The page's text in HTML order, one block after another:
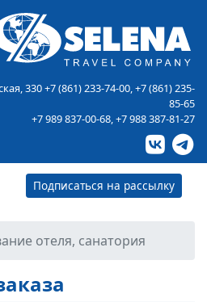
330+7 (861) 233-74-00 +7 (861) 235-
85-65
+7 989 837-00-68 +7 988 387-81-27
Подписаться на рассылку
отеля, санатория